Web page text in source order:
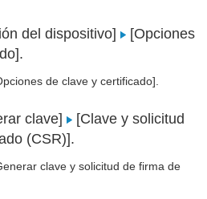
del dispositivo]
[Opciones
de clave y certificado].
clave]
[Clave y solicitud
(CSR)].
clave y solicitud de firma de